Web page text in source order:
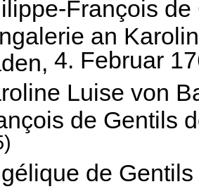
François de
an
4. Februar
Luise von
de Gentils
de